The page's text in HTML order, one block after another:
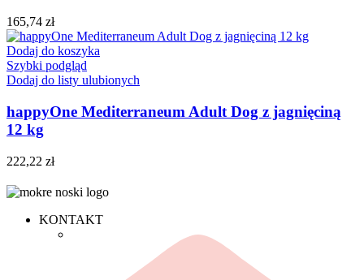
165,74 zł
Dodaj do koszyka
Szybki podgląd
Dodaj do listy ulubionych
happyOne Mediterraneum Adult Dog z jagnięciną
12 kg
222,22 zł
KONTAKT